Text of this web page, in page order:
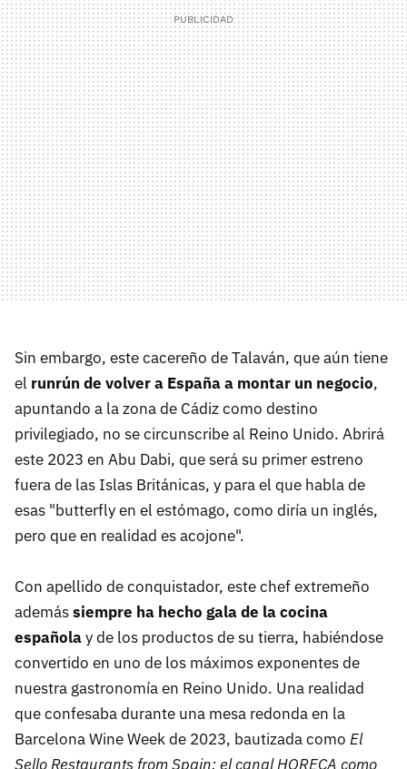
Sin embargo, este cacereño de Talaván, que aún tiene
el runrún de volver a España a montar un negocio,
apuntando a la zona de Cádiz como destino
privilegiado, no se circunscribe al Reino Unido. Abrirá
este 2023 en Abu Dabi, que será su primer estreno
fuera de las Islas Británicas, y para el que habla de
esas "butterfly en el estómago, como diría un inglés,
pero que en realidad es acojone".
Con apellido de conquistador, este chef extremeño
ademássiempre ha hecho gala de la cocina
españolay de los productos de su tierra, habiéndose
convertido en uno de los máximos exponentes de
nuestra gastronomía en Reino Unido. Una realidad
que confesaba durante una mesa redonda en la
Barcelona Wine Week de 2023, bautizada como El
Sello Restaurants from Spain: el canal HORECA como